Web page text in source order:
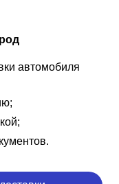
автомобиля